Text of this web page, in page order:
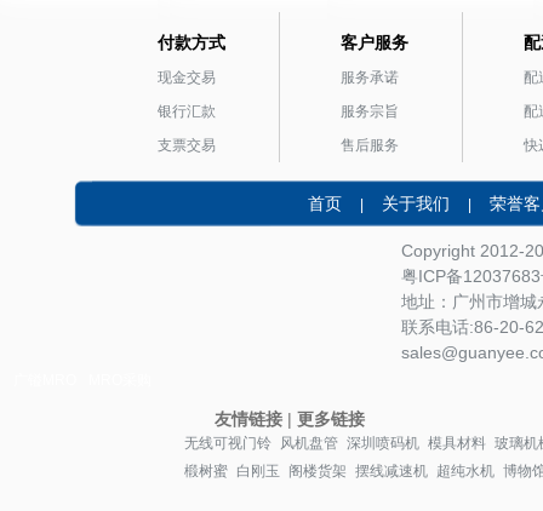
付款方式
现金交易
银行汇款
支票交易
客户服务
服务承诺
服务宗旨
售后服务
配
配
快
首页 关于我们 荣誉
Copyright 2012-
粤ICP备12037683
地址：广州市增
联系电话:86-20-
友情链接| 更多链接
无线可视门铃 风机盘管 深圳喷码机 模具材料 玻璃机
椴树蜜 白刚玉 阁楼货架 摆线减速机 超纯水机 博物